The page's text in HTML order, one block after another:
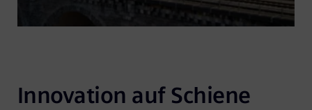
Innovation auf Schiene